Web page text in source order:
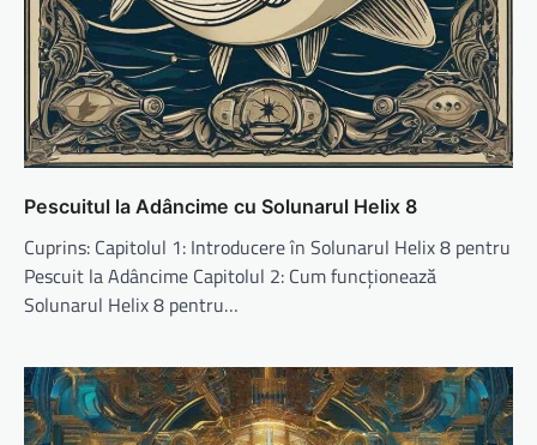
Pescuitul la Adâncime cu Solunarul Helix 8
Cuprins: Capitolul 1: Introducere în Solunarul Helix 8 pentru
Pescuit la Adâncime Capitolul 2: Cum funcționează
Solunarul Helix 8 pentru…